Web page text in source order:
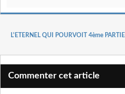
L'ETERNEL QUI POURVOIT 4ème PARTIE
Commenter cet article